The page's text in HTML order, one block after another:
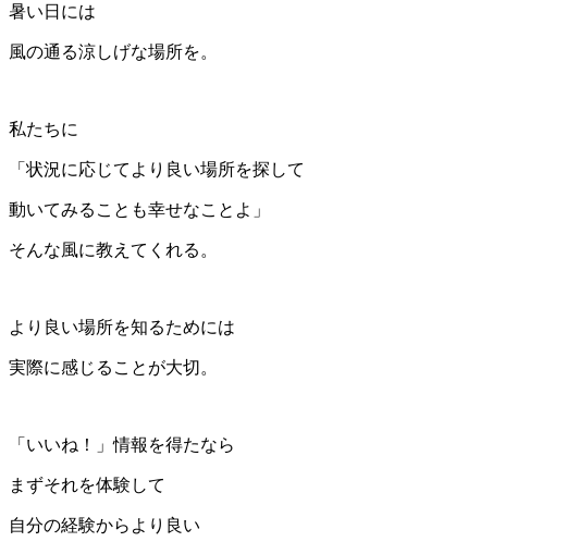
暑い日には
風の通る涼しげな場所を。
私たちに
「状況に応じてより良い場所を探して
動いてみることも幸せなことよ」
そんな風に教えてくれる。
より良い場所を知るためには
実際に感じることが大切。
「いいね！」情報を得たなら
まずそれを体験して
自分の経験からより良い